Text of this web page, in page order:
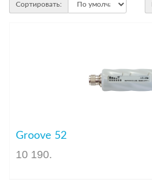
Сортировать:
Groove 52
10 190.